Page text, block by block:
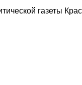
газеты